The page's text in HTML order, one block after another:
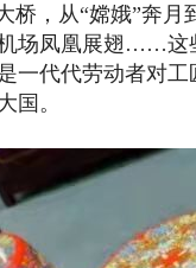
，从“嫦娥”奔月
场凤凰展翅……这
一代代劳动者对
国。